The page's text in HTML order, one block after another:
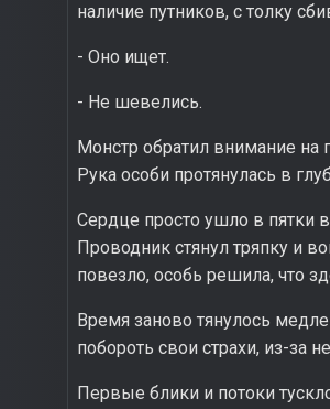
наличие путников, с толку
- Оно ищет.
- Не шевелись.
Монстр обратил внимание на
Рука особи протянулась в
Сердце просто ушло в пятки в
Проводник стянул тряпку и
повезло, особь решила, что
Время заново тянулось
побороть свои страхи, из-за
Первые блики и потоки